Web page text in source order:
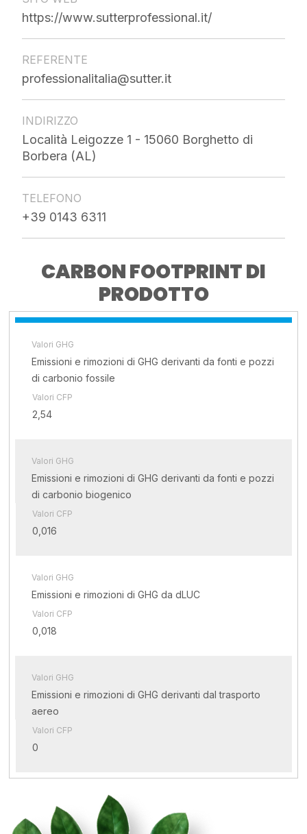
https://www.sutterprofessional.it/
REFERENTE
professionalitalia@sutter.it
INDIRIZZO
Località Leigozze 1 - 15060 Borghetto di
Borbera (AL)
TELEFONO
+39 0143 6311
CARBON FOOTPRINT DI
PRODOTTO
Valori GHG
Emissioni e rimozioni di GHG derivanti da fonti e pozzi
di carbonio fossile
Valori CFP
2,54
Valori GHG
Emissioni e rimozioni di GHG derivanti da fonti e pozzi
di carbonio biogenico
Valori CFP
0,016
Valori GHG
Emissioni e rimozioni di GHG da dLUC
Valori CFP
0,018
Valori GHG
Emissioni e rimozioni di GHG derivanti dal trasporto
aereo
Valori CFP
0